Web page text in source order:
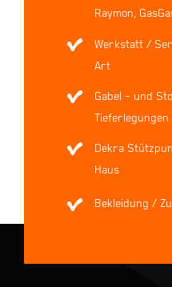
Raymon,
Werkstatt /
Art
Gabel – und
Tieferlegungen
Dekra
Haus
Bekleidung /